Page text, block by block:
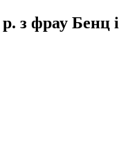
з фрау Бенц і